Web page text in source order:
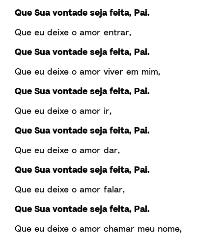
Que Sua vontade seja feita, Pai.
Que eu deixe o amor entrar,
Que Sua vontade seja feita, Pai.
Que eu deixe o amor viver em mim,
Que Sua vontade seja feita, Pai.
Que eu deixe o amor ir,
Que Sua vontade seja feita, Pai.
Que eu deixe o amor dar,
Que Sua vontade seja feita, Pai.
Que eu deixe o amor falar,
Que Sua vontade seja feita, Pai.
Que eu deixe o amor chamar meu nome,